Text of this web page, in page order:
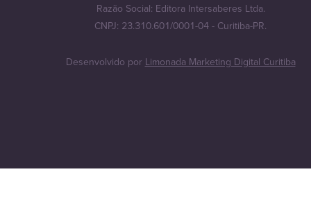
Razão Social: Editora Intersaberes Ltda.
CNPJ: 23.310.601/0001-04 - Curitiba-PR.
Desenvolvido por Limonada Marketing Digital Curitiba